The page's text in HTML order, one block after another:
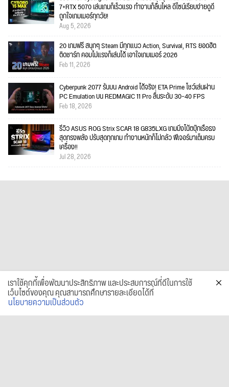
7+RTX 5070 เล่นเกมก็เร็วแรง ทำงานก็ลื่นไหล ดีไซน์เรียบง่ายดูดี
ถูกใจเกมเมอร์ทุกวัย!
Aug 5, 2026
20 เกมฟรี สนุกๆ Steam มีทุกแนว Action, Survival, RTS ยอดฮิต
ติดชาร์ท คอมไม่แรงก็เล่นได้ เอาใจเกมเมอร์ 2026
Feb 11, 2026
Cyberpunk 2077 รันบน Android ได้จริง! ETA Prime โชว์เล่นผ่าน
PC Emulation บน REDMAGIC 11 Pro ลื่นระดับ 30–40 FPS
Feb 18, 2026
รีวิว ASUS ROG Strix SCAR 18 G835LXG เกมมิ่งโน้ตบุ๊กเรือธง
สุดทรงพลัง ปรับสุดทุกเกม ทำงานหนักก็ไม่กลัว ฟีเจอร์มาเต็มครบ
เครื่อง!!
Jul 28, 2026
เราใช้คุกกี้เพื่อพัฒนาประสิทธิภาพ และประสบการณ์ที่ดีในการใช้
เว็บไซต์ของคุณ คุณสามารถศึกษารายละเอียดได้ที่
นโยบายความเป็นส่วนตัว